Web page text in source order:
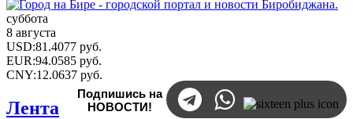
суббота
8 августа
USD:81.4077 руб.
EUR:94.0585 руб.
CNY:12.0637 руб.
Подпишись на
НОВОСТИ!
Лента